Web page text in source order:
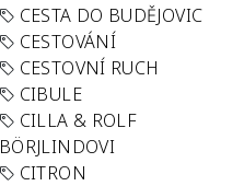
CESTA DO BUDĚJOVIC
CESTOVÁNÍ
CESTOVNÍ RUCH
CIBULE
CILLA & ROLF
BÖRJLINDOVI
CITRON